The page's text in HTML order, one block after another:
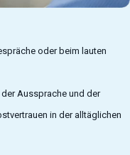
oder beim lauten
Aussprache und der
in der alltäglichen